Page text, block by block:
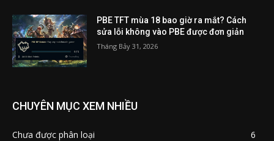
PBE TFT mùa 18 bao giờ ra mắt? Cách
sửa lỗi không vào PBE được đơn giản
Tháng Bảy 31, 2026
CHUYÊN MỤC XEM NHIỀU
Chưa được phân loại
6